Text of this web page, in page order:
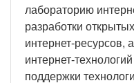
лабораторию
разработки
интернет-ресурсов,
интернет-
поддержки